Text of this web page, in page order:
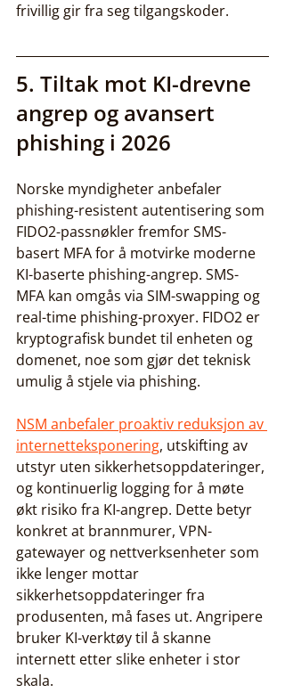
frivillig gir fra seg tilgangskoder.
5. Tiltak mot KI-drevne
angrep og avansert
phishing i 2026
Norske myndigheter anbefaler
phishing-resistent autentisering som
FIDO2-passnøkler fremfor SMS-
basert MFA for å motvirke moderne
KI-baserte phishing-angrep. SMS-
MFA kan omgås via SIM-swapping og
real-time phishing-proxyer. FIDO2 er
kryptografisk bundet til enheten og
domenet, noe som gjør det teknisk
umulig å stjele via phishing.
NSM anbefaler proaktiv reduksjon av
internetteksponering, utskifting av
utstyr uten sikkerhetsoppdateringer,
og kontinuerlig logging for å møte
økt risiko fra KI-angrep. Dette betyr
konkret at brannmurer, VPN-
gatewayer og nettverksenheter som
ikke lenger mottar
sikkerhetsoppdateringer fra
produsenten, må fases ut. Angripere
bruker KI-verktøy til å skanne
internett etter slike enheter i stor
skala.